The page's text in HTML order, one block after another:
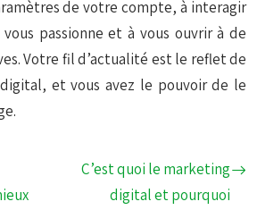
de votre compte, à interagir
passionne et à vous ouvrir à de
Votre fil d’actualité est le reflet de
et vous avez le pouvoir de le
C’est quoi le marketing
digital et pourquoi